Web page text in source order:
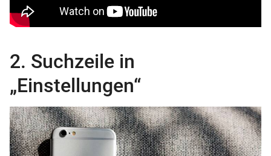
2. Suchzeile in
„Einstellungen“